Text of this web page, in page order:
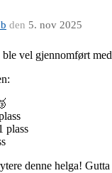
den 5. nov 2025
vel gjennomført
plass
denne helga!